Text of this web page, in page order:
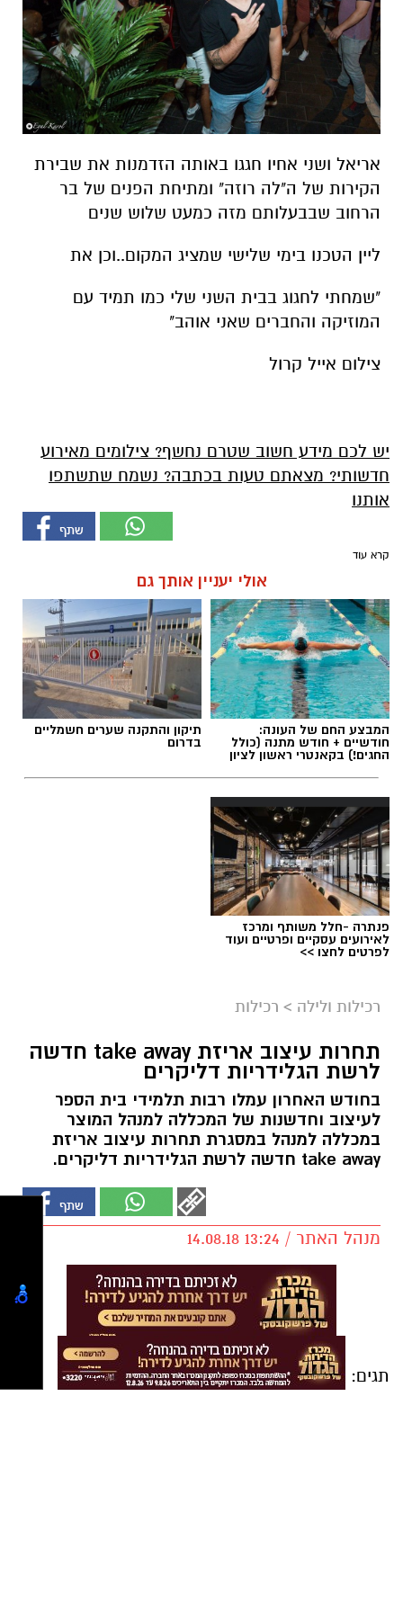
אריאל ושני אחיו חגגו באותה הזדמנות את שבירת
הקירות של ה"לה רוזה" ומתיחת הפנים של בר
הרחוב שבבעלותם מזה כמעט שלוש שנים
ליין הטכנו בימי שלישי שמציג המקום..וכן את
"שמחתי לחגוג בבית השני שלי כמו תמיד עם
המוזיקה והחברים שאני אוהב"
צילום אייל קרול
יש לכם מידע חשוב שטרם נחשף? צילומים מאירוע
חדשותי? מצאתם טעות בכתבה? נשמח שתשתפו
אותנו
קרא עוד
אולי יעניין אותך גם
המבצע החם של העונה:
חודשיים + חודש מתנה (כולל
החגים!) בקאנטרי ראשון לציון
תיקון והתקנה שערים חשמליים
בדרום
פנתרה -חלל משותף ומרכז
לאירועים עסקיים ופרטיים ועוד
לפרטים לחצו >>
רכילות ולילה > רכילות
תחרות עיצוב אריזת take away חדשה
לרשת הגלידריות דליקרים
בחודש האחרון עמלו רבות תלמידי בית הספר
לעיצוב וחדשנות של המכללה למנהל המוצר
במכללה למנהל במסגרת תחרות עיצוב אריזת
take away חדשה לרשת הגלידריות דליקרים.
מנהל האתר / 13:24 14.08.18
תגים: דליקרים ראשון לציון, בית הספר לעיצוב